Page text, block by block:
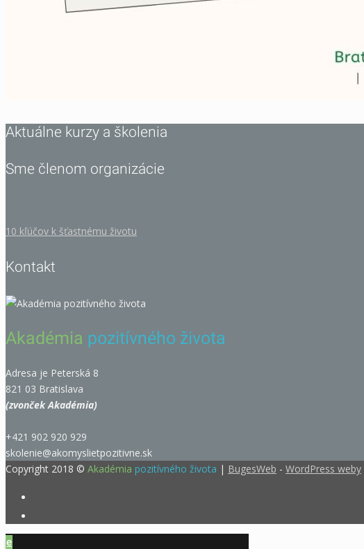
Aktuálne kurzy a školenia
Sme členom organizácie
10 kľúčov k šťastnému životu
Kontakt
Akadémia pozitívného života
Adresa je Peterská 8
821 03 Bratislava
(zvonček Akadémia)
+421 902 920 929
skolenie@akomyslietpozitivne.sk
Copyright 2018 © Akadémia pozitívného života | BugesWeb - WordPress weby
e